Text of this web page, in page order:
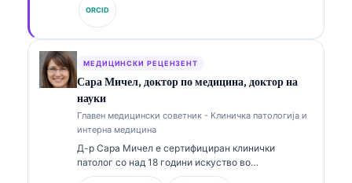
сопственичката невронска мрежа. Д-р Клајн има
објавено обемно на теми поврзани со
интерпретација на биомаркери и лабораториска
медицина.
ORCID
МЕДИЦИНСКИ РЕЦЕНЗЕНТ
Сара Мичел, доктор по медицина, доктор на
науки
Главен медицински советник - Клиничка патологија и
интерна медицина
Д-р Сара Мичел е сертифициран клинички
патолог со над 18 години искуство во
лабораториска медицина и дијагностичка